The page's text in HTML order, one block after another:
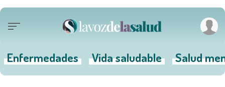
Enfermedades Vida saludable Salud